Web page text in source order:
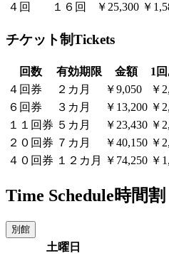
４回
１６回 ￥25,300 ￥
チケット制Tickets
回数 有効期限 金額
1
４回券
２カ月 ￥9,050
￥
６回券
３カ月 ￥13,200 ￥
１１回券 ５カ月 ￥23,430 ￥
２０回券 ７カ月 ￥40,150 ￥
４０回券 １２カ月 ￥74,250 ￥
Time Schedule時間割
別館
土曜日